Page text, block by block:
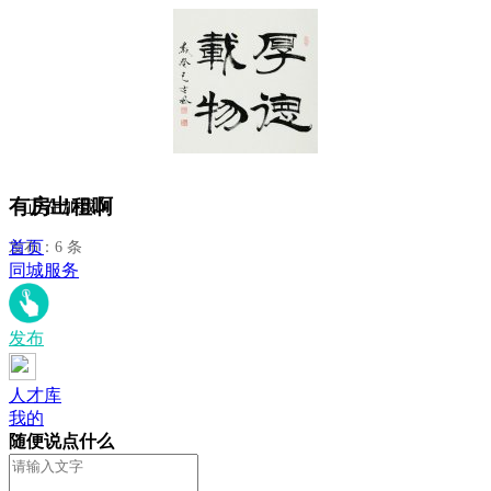
有房出租啊
发布：6 条
正在加载...
首页
同城服务
发布
人才库
我的
随便说点什么